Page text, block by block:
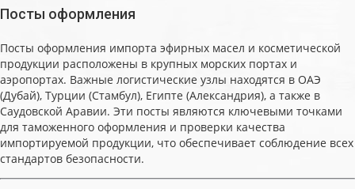
Посты оформления
Посты оформления импорта эфирных масел и косметической
продукции расположены в крупных морских портах и
аэропортах. Важные логистические узлы находятся в ОАЭ
(Дубай), Турции (Стамбул), Египте (Александрия), а также в
Саудовской Аравии. Эти посты являются ключевыми точками
для таможенного оформления и проверки качества
импортируемой продукции, что обеспечивает соблюдение всех
стандартов безопасности.